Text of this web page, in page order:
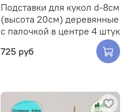
Подставки для кукол d-8см
(высота 20см) деревянные
с палочкой в центре 4 штук
725 руб